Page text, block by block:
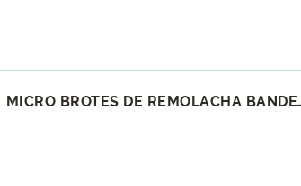
MICRO BROTES DE REMOLACHA